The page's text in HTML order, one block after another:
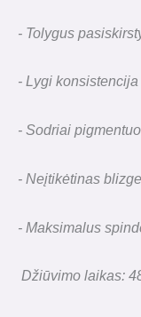
- Tolygus
- Lygi konsistencija
- Sodriai
- Neįtikėtinas
- Maksimalus
Džiūvimo laikas: